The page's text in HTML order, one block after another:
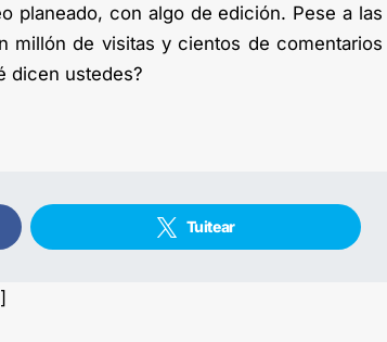
planeado, con algo de edición. Pese a las
millón de visitas y cientos de comentarios
dicen ustedes?
Tuitear